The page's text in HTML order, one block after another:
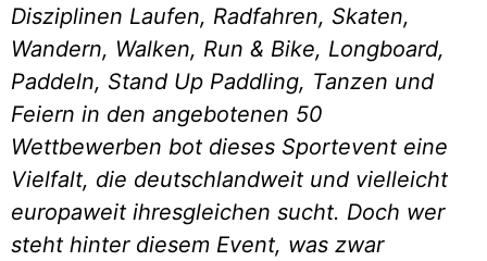
Disziplinen Laufen, Radfahren, Skaten,
Wandern, Walken, Run & Bike, Longboard,
Paddeln, Stand Up Paddling, Tanzen und
Feiern in den angebotenen 50
Wettbewerben bot dieses Sportevent eine
Vielfalt, die deutschlandweit und vielleicht
europaweit ihresgleichen sucht. Doch wer
steht hinter diesem Event, was zwar